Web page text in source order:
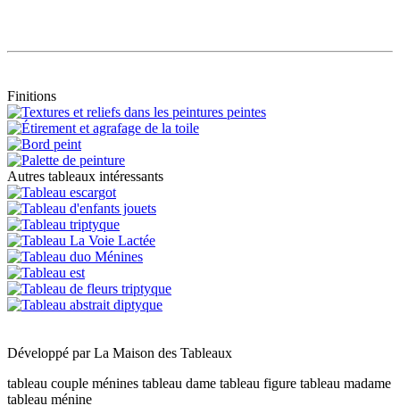
Finitions
Autres tableaux intéressants
Développé parLa Maison des Tableaux
tableau couple ménines tableau dame tableau figure tableau madame
tableau ménine